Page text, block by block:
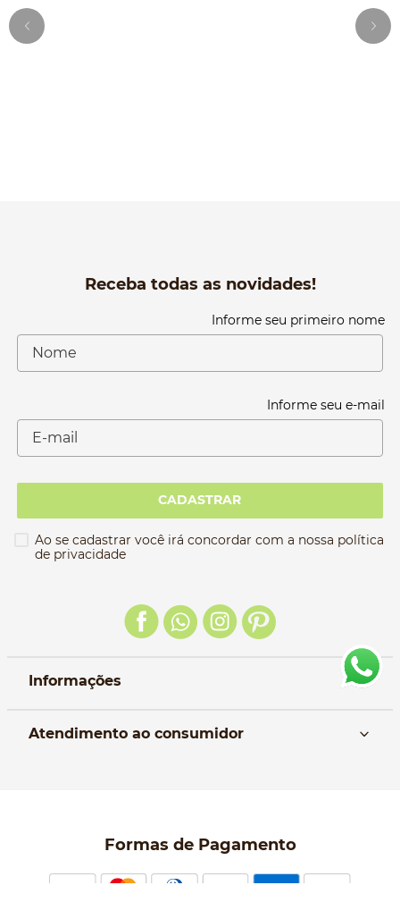
Receba todas as novidades!
Informe seu primeiro nome
Informe seu e-mail
CADASTRAR
Ao se cadastrar você irá concordar com a nossa política
de privacidade
Informações
Atendimento ao consumidor
Política de Privacidade
Perguntas frequentes
Formas de Pagamento